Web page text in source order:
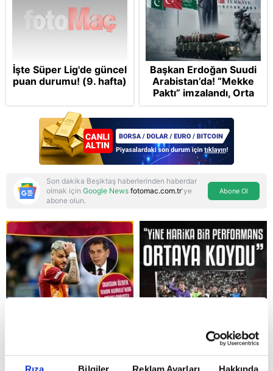
Reddet
İşte Süper Lig'de güncel
puan durumu! (9. hafta)
Başkan Erdoğan Suudi
Arabistan’da! “Mekke
Paktı” imzalandı, Orta
Doğu’nun kaderi
şekilleniyor
Son dakika Beşiktaş haberlerinden haberdar
olmak için Google News fotomac.com.tr'ye
abone olun.
Abone Ol